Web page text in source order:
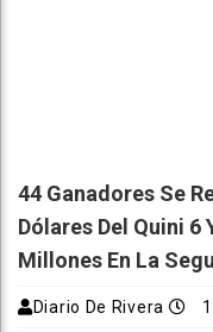
44 Ganadores Se
Dólares Del Quini 6
Millones En La
Diario De Rivera